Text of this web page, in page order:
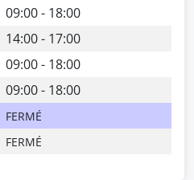
09:00 - 18:00
14:00 - 17:00
09:00 - 18:00
09:00 - 18:00
FERMÉ
FERMÉ